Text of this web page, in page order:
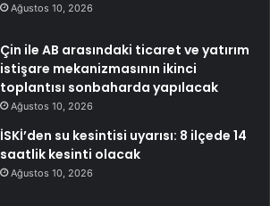
Ağustos 10, 2026
Çin ile AB arasındaki ticaret ve yatırım
istişare mekanizmasının ikinci
toplantısı sonbaharda yapılacak
Ağustos 10, 2026
İSKİ’den su kesintisi uyarısı: 8 ilçede 14
saatlik kesinti olacak
Ağustos 10, 2026